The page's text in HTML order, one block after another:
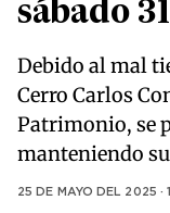
sábado
Debido al mal
Cerro Carlos
Patrimonio, se
manteniendo
25 DE MAYO DEL 2025 ·